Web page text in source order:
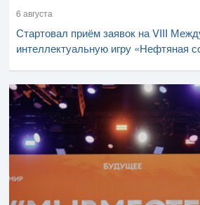
6 августа
Стартовал приём заявок на VIII
интеллектуальную игру «Нефтяная